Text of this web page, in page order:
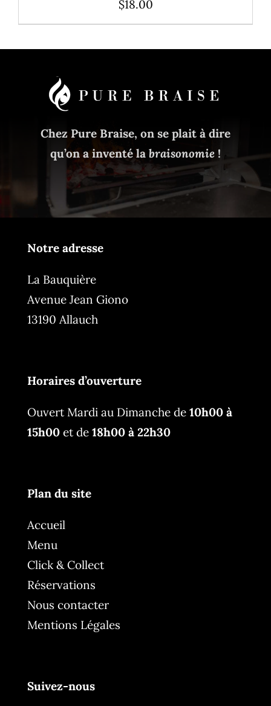
$18.00
Chez Pure Braise, on se plait à dire
qu’on a inventé la braisonomie !
Notre adresse
La Bauquière
Avenue Jean Giono
13190 Allauch
Horaires d’ouverture
Ouvert Mardi au Dimanche de10h00 à
15h00 et de18h00 à 22h30
Plan du site
Accueil
Menu
Click & Collect
Réservations
Nous contacter
Mentions Légales
Suivez-nous